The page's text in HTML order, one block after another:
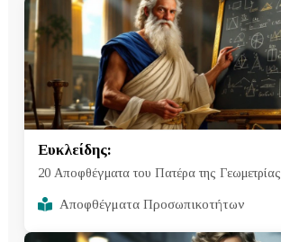
Ευκλείδης:
20 Αποφθέγματα του Πατέρα της Γεωμετρίας
Αποφθέγματα Προσωπικοτήτων